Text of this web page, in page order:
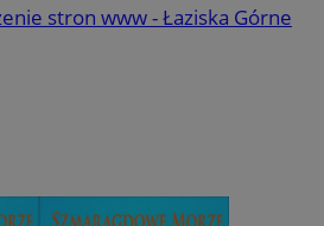
stron www - Łaziska Górne